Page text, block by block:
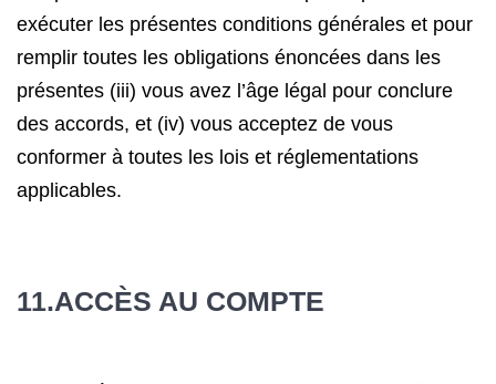
exécuter les présentes conditions générales et pour
remplir toutes les obligations énoncées dans les
présentes (iii) vous avez l’âge légal pour conclure
des accords, et (iv) vous acceptez de vous
conformer à toutes les lois et réglementations
applicables.
11.ACCÈS AU COMPTE